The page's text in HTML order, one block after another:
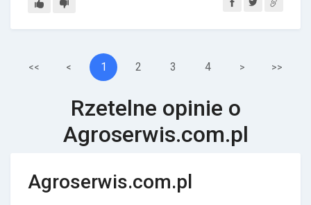
<< < 1 2 3 4 > >>
Rzetelne opinie o
Agroserwis.com.pl
Agroserwis.com.pl